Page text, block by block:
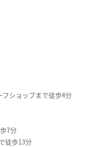
フショップまで徒歩4分
7分
徒歩13分